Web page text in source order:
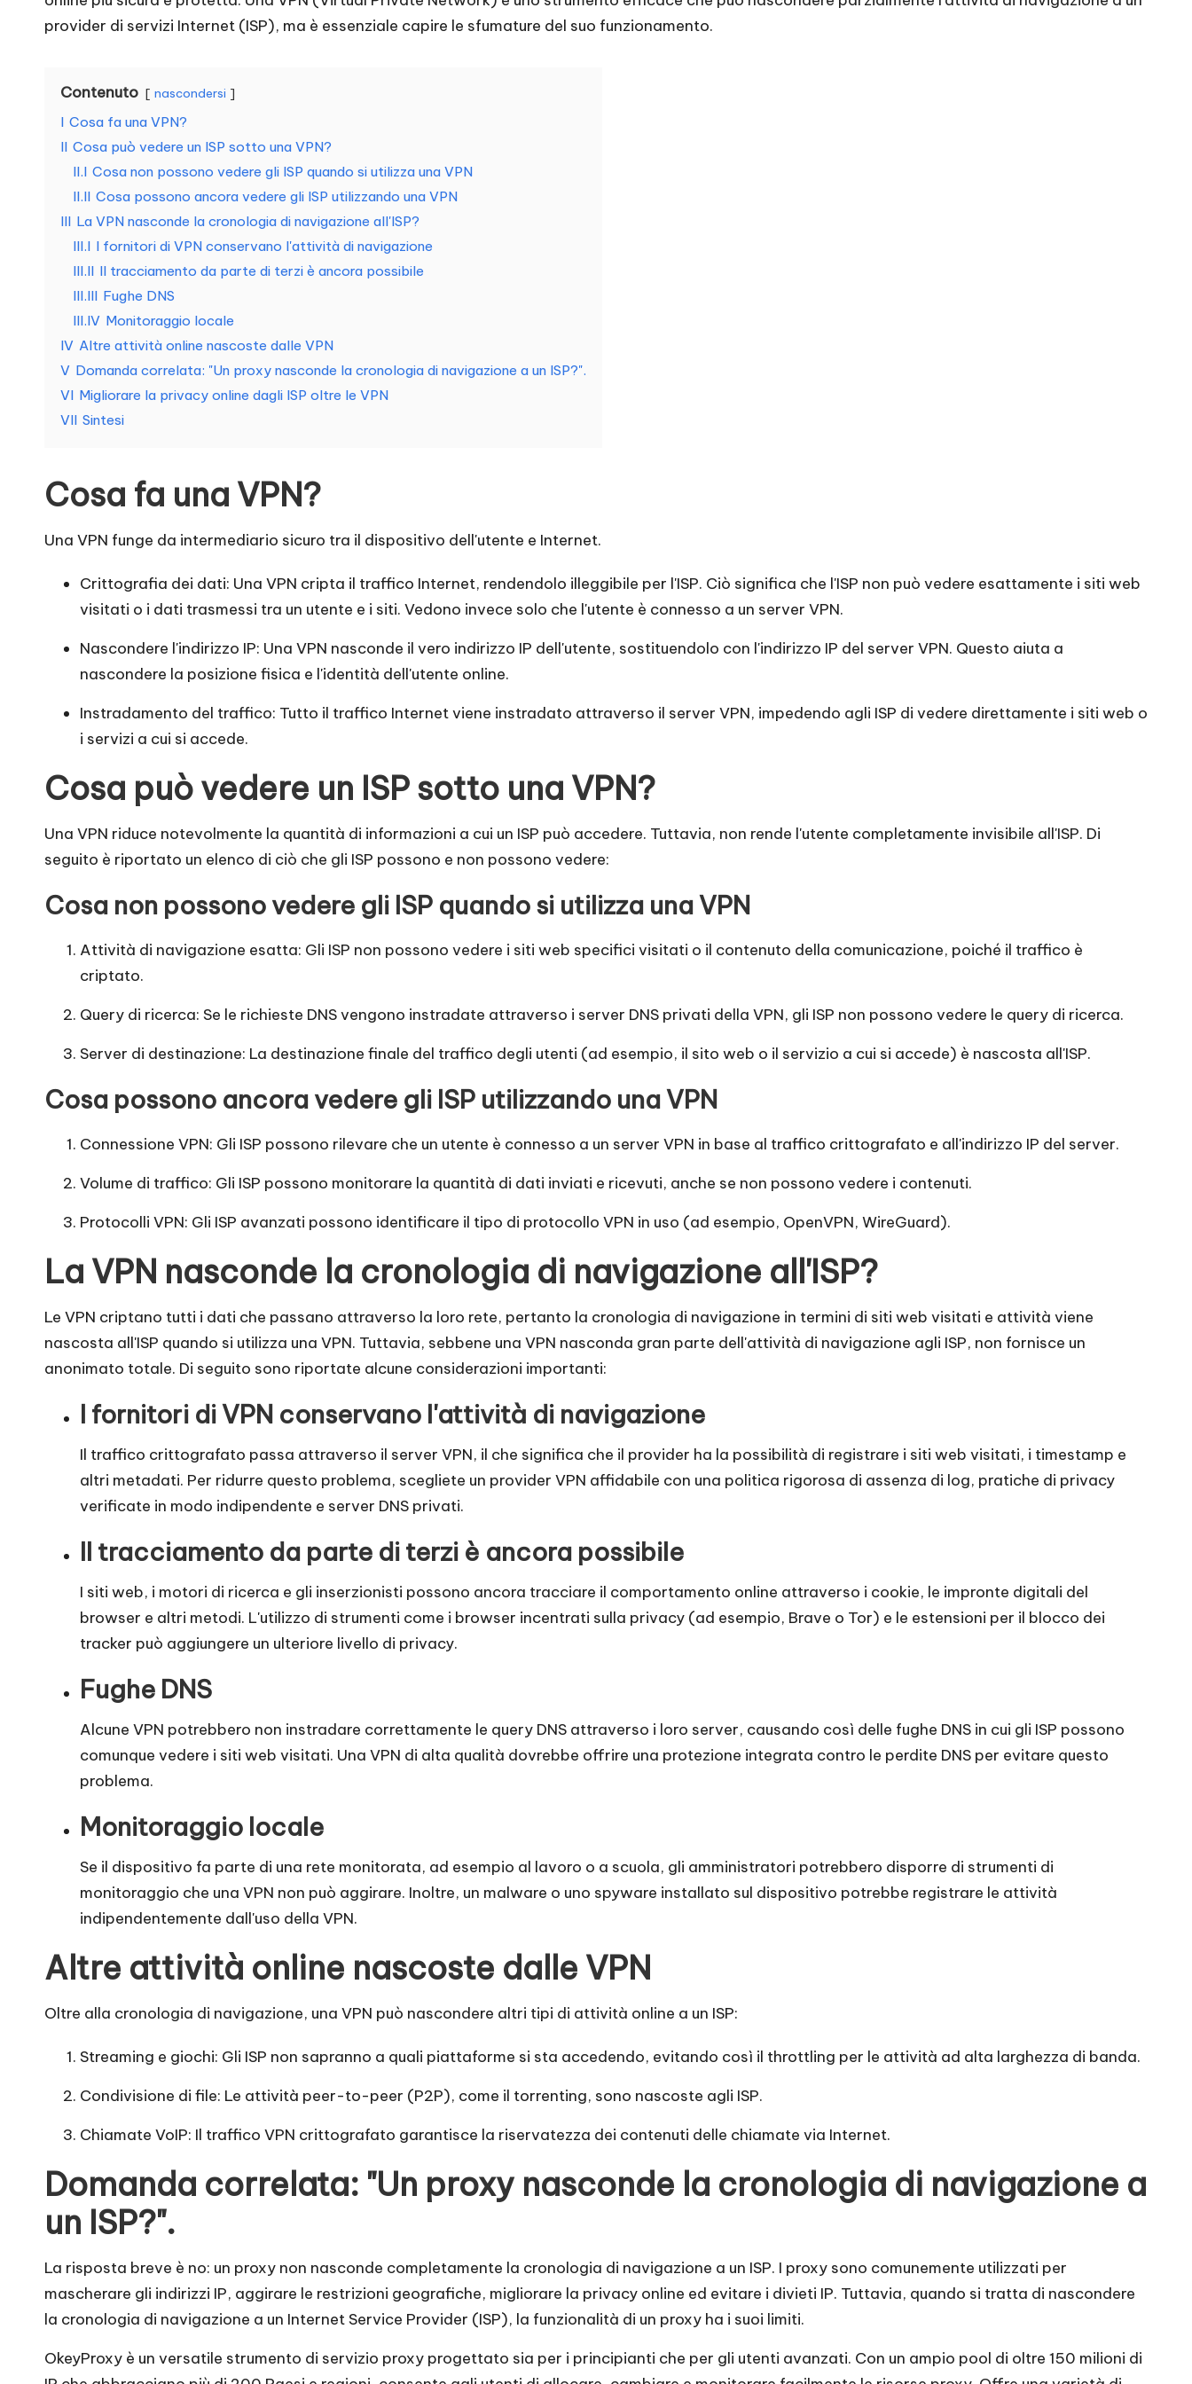
n
e
si
e
a
P
o
v
a
u
it
a
]
-
O
e
y
P
o
y
provider di servizi Internet (ISP), ma è essenziale capire le sfumature del suo funzionamento.
Contenuto nascondersi
I Cosa fa una VPN?
II Cosa può vedere un ISP sotto una VPN?
II.I Cosa non possono vedere gli ISP quando si utilizza una VPN
II.II Cosa possono ancora vedere gli ISP utilizzando una VPN
III La VPN nasconde la cronologia di navigazione all'ISP?
III.I I fornitori di VPN conservano l'attività di navigazione
III.II Il tracciamento da parte di terzi è ancora possibile
III.III Fughe DNS
III.IV Monitoraggio locale
IV Altre attività online nascoste dalle VPN
V Domanda correlata: "Un proxy nasconde la cronologia di navigazione a un ISP?".
VI Migliorare la privacy online dagli ISP oltre le VPN
VII Sintesi
Cosa fa una VPN?
Una VPN funge da intermediario sicuro tra il dispositivo dell'utente e Internet.
Crittografia dei dati: Una VPN cripta il traffico Internet, rendendolo illeggibile per l'ISP. Ciò significa che l'ISP non può vedere esattamente i siti web
visitati o i dati trasmessi tra un utente e i siti. Vedono invece solo che l'utente è connesso a un server VPN.
Nascondere l'indirizzo IP: Una VPN nasconde il vero indirizzo IP dell'utente, sostituendolo con l'indirizzo IP del server VPN. Questo aiuta a
nascondere la posizione fisica e l'identità dell'utente online.
Instradamento del traffico: Tutto il traffico Internet viene instradato attraverso il server VPN, impedendo agli ISP di vedere direttamente i siti web o
i servizi a cui si accede.
Cosa può vedere un ISP sotto una VPN?
Una VPN riduce notevolmente la quantità di informazioni a cui un ISP può accedere. Tuttavia, non rende l'utente completamente invisibile all'ISP. Di
seguito è riportato un elenco di ciò che gli ISP possono e non possono vedere:
Cosa non possono vedere gli ISP quando si utilizza una VPN
Attività di navigazione esatta: Gli ISP non possono vedere i siti web specifici visitati o il contenuto della comunicazione, poiché il traffico è
criptato.
Query di ricerca: Se le richieste DNS vengono instradate attraverso i server DNS privati della VPN, gli ISP non possono vedere le query di ricerca.
Server di destinazione: La destinazione finale del traffico degli utenti (ad esempio, il sito web o il servizio a cui si accede) è nascosta all'ISP.
Cosa possono ancora vedere gli ISP utilizzando una VPN
Connessione VPN: Gli ISP possono rilevare che un utente è connesso a un server VPN in base al traffico crittografato e all'indirizzo IP del server.
Volume di traffico: Gli ISP possono monitorare la quantità di dati inviati e ricevuti, anche se non possono vedere i contenuti.
Protocolli VPN: Gli ISP avanzati possono identificare il tipo di protocollo VPN in uso (ad esempio, OpenVPN, WireGuard).
La VPN nasconde la cronologia di navigazione all'ISP?
Le VPN criptano tutti i dati che passano attraverso la loro rete, pertanto la cronologia di navigazione in termini di siti web visitati e attività viene
nascosta all'ISP quando si utilizza una VPN. Tuttavia, sebbene una VPN nasconda gran parte dell'attività di navigazione agli ISP, non fornisce un
anonimato totale. Di seguito sono riportate alcune considerazioni importanti:
I fornitori di VPN conservano l'attività di navigazione
Il traffico crittografato passa attraverso il server VPN, il che significa che il provider ha la possibilità di registrare i siti web visitati, i timestamp e
altri metadati. Per ridurre questo problema, scegliete un provider VPN affidabile con una politica rigorosa di assenza di log, pratiche di privacy
verificate in modo indipendente e server DNS privati.
Il tracciamento da parte di terzi è ancora possibile
I siti web, i motori di ricerca e gli inserzionisti possono ancora tracciare il comportamento online attraverso i cookie, le impronte digitali del
browser e altri metodi. L'utilizzo di strumenti come i browser incentrati sulla privacy (ad esempio, Brave o Tor) e le estensioni per il blocco dei
tracker può aggiungere un ulteriore livello di privacy.
Fughe DNS
Alcune VPN potrebbero non instradare correttamente le query DNS attraverso i loro server, causando così delle fughe DNS in cui gli ISP possono
comunque vedere i siti web visitati. Una VPN di alta qualità dovrebbe offrire una protezione integrata contro le perdite DNS per evitare questo
problema.
Monitoraggio locale
Se il dispositivo fa parte di una rete monitorata, ad esempio al lavoro o a scuola, gli amministratori potrebbero disporre di strumenti di
monitoraggio che una VPN non può aggirare. Inoltre, un malware o uno spyware installato sul dispositivo potrebbe registrare le attività
indipendentemente dall'uso della VPN.
Altre attività online nascoste dalle VPN
Oltre alla cronologia di navigazione, una VPN può nascondere altri tipi di attività online a un ISP:
Streaming e giochi: Gli ISP non sapranno a quali piattaforme si sta accedendo, evitando così il throttling per le attività ad alta larghezza di banda.
Condivisione di file: Le attività peer-to-peer (P2P), come il torrenting, sono nascoste agli ISP.
Chiamate VoIP: Il traffico VPN crittografato garantisce la riservatezza dei contenuti delle chiamate via Internet.
Domanda correlata: "Un proxy nasconde la cronologia di navigazione a
un ISP?".
La risposta breve è no: un proxy non nasconde completamente la cronologia di navigazione a un ISP. I proxy sono comunemente utilizzati per
mascherare gli indirizzi IP, aggirare le restrizioni geografiche, migliorare la privacy online ed evitare i divieti IP. Tuttavia, quando si tratta di nascondere
la cronologia di navigazione a un Internet Service Provider (ISP), la funzionalità di un proxy ha i suoi limiti.
OkeyProxy è un versatile strumento di servizio proxy progettato sia per i principianti che per gli utenti avanzati. Con un ampio pool di oltre 150 milioni di